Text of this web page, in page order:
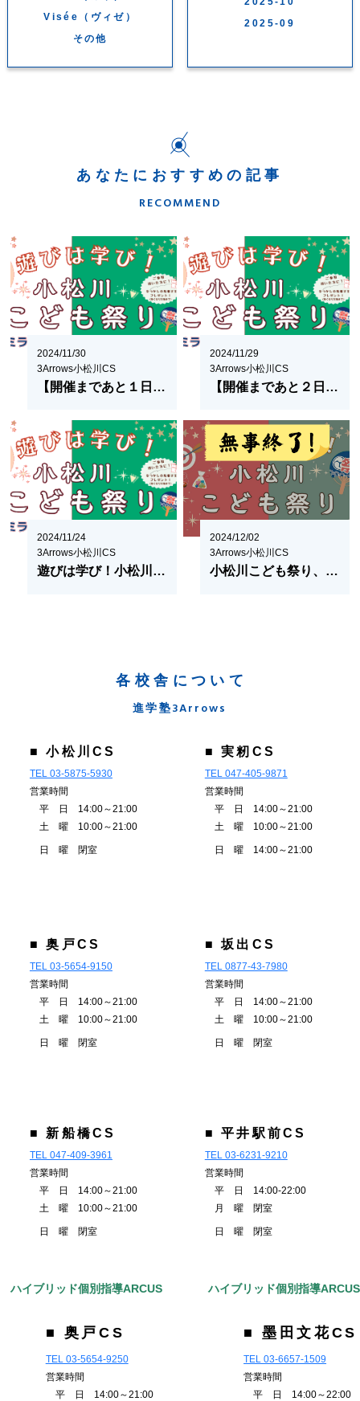
Visée（ヴィゼ）
その他
2025-09
あなたにおすすめの記事
RECOMMEND
2024/11/30
3Arrows小松川CS
【開催まであと１日！】遊びは学び！小松川こども祭り 〜全力で楽しむ３か条〜
2024/11/29
3Arrows小松川CS
【開催まであと２日！】遊びは学び！小松川こども祭り 〜イベントブース申し込み状況〜
2024/11/24
3Arrows小松川CS
遊びは学び！小松川こども祭り 〜けん玉マスターになろう！〜
2024/12/02
3Arrows小松川CS
小松川こども祭り、ご参加ありがとうございました！
各校舎について
進学塾3Arrows
■ 小松川CS
TEL 03-5875-5930
営業時間
平 日 14:00～21:00
土 曜 10:00～21:00
日 曜 閉室
■ 実籾CS
TEL 047-405-9871
営業時間
平 日 14:00～21:00
土 曜 10:00～21:00
日 曜 14:00～21:00
■ 奥戸CS
TEL 03-5654-9150
営業時間
平 日 14:00～21:00
土 曜 10:00～21:00
日 曜 閉室
■ 坂出CS
TEL 0877-43-7980
営業時間
平 日 14:00～21:00
土 曜 10:00～21:00
日 曜 閉室
■ 新船橋CS
TEL 047-409-3961
営業時間
平 日 14:00～21:00
土 曜 10:00～21:00
日 曜 閉室
■ 平井駅前CS
TEL 03-6231-9210
営業時間
平 日 14:00-22:00
月 曜 閉室
日 曜 閉室
ハイブリッド個別指導ARCUS
■ 奥戸CS
TEL 03-5654-9250
営業時間
平 日 14:00～21:00
ハイブリッド個別指導ARCUS
■ 墨田文花CS
TEL 03-6657-1509
営業時間
平 日 14:00～22:00